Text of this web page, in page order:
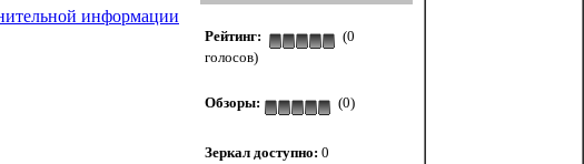
информации
Рейтинг:
(0
голосов)
Обзоры: (0)
Зеркал доступно: 0